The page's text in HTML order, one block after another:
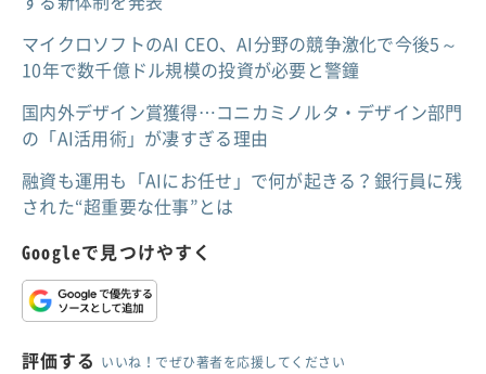
マイクロソフトのAI CEO、AI分野の競争激化で今後5～
10年で数千億ドル規模の投資が必要と警鐘
国内外デザイン賞獲得…コニカミノルタ・デザイン部門
の「AI活用術」が凄すぎる理由
融資も運用も「AIにお任せ」で何が起きる？銀行員に残
された“超重要な仕事”とは
Googleで見つけやすく
評価する いいね！でぜひ著者を応援してください